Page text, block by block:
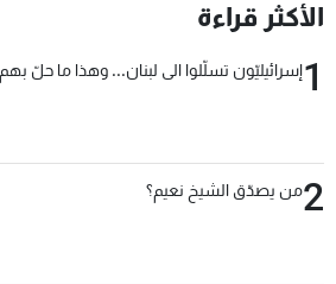
الأكثر قراءة
1إسرائيليّون تسلّلوا الى لبنان... وهذا ما حلّ بهم
2من يصدّق الشيخ نعيم؟